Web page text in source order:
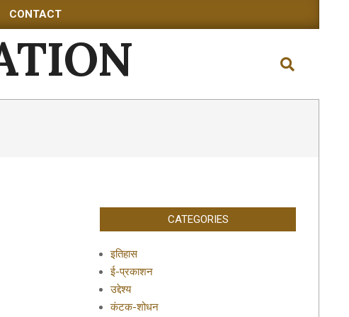
CONTACT
Search
CATEGORIES
इतिहास
ई-प्रकाशन
उद्देश्य
कंटक-शोधन